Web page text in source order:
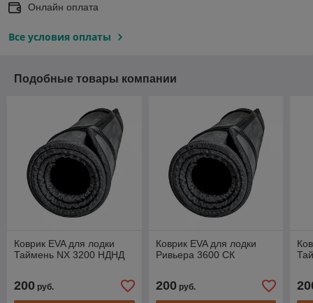
Онлайн оплата
Все условия оплаты
Подобные товары компании
Коврик EVA для лодки
Таймень NX 3200 НДНД
200 руб.
Коврик EVA для лодки
Ривьера 3600 СК
200руб.